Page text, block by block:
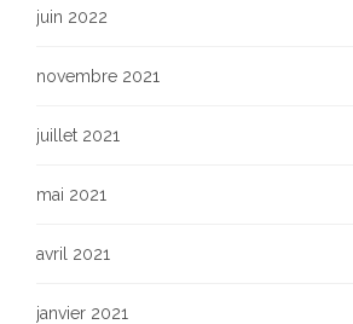
juin 2022
novembre 2021
juillet 2021
mai 2021
avril 2021
janvier 2021